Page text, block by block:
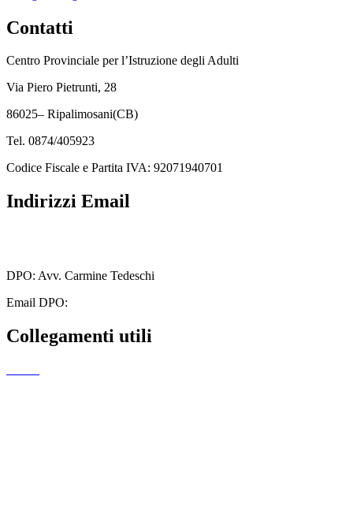
Contatti
Centro Provinciale per l’Istruzione degli Adulti
Via Piero Pietrunti, 28
86025– Ripalimosani(CB)
Tel. 0874/405923
Codice Fiscale e Partita IVA: 92071940701
Indirizzi Email
DPO: Avv. Carmine Tedeschi
Email DPO:
Collegamenti utili